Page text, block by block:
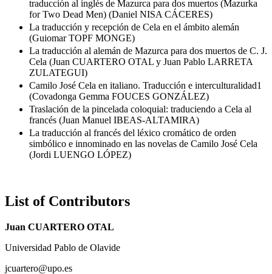
traducción al inglés de Mazurca para dos muertos (Mazurka
for Two Dead Men) (Daniel NISA CÁCERES)
La traducción y recepción de Cela en el ámbito alemán
(Guiomar TOPF MONGE)
La traducción al alemán de Mazurca para dos muertos de C. J.
Cela (Juan CUARTERO OTAL y Juan Pablo LARRETA
ZULATEGUI)
Camilo José Cela en italiano. Traducción e interculturalidad1
(Covadonga Gemma FOUCES GONZÁLEZ)
Traslación de la pincelada coloquial: traduciendo a Cela al
francés (Juan Manuel IBEAS-ALTAMIRA)
La traducción al francés del léxico cromático de orden
simbólico e innominado en las novelas de Camilo José Cela
(Jordi LUENGO LÓPEZ)
List of Contributors
Juan CUARTERO OTAL
Universidad Pablo de Olavide
jcuartero@upo.es